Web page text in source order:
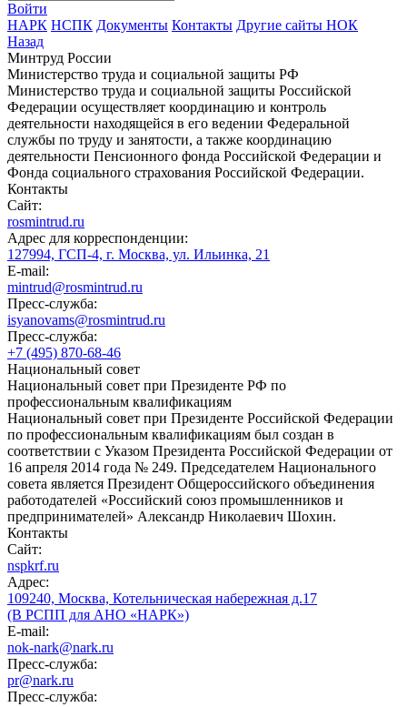
Войти
НАРК НСПК Документы Контакты Другие сайты НОК
Назад
Минтруд России
Министерство труда и социальной защиты РФ
Министерство труда и социальной защиты Российской
Федерации осуществляет координацию и контроль
деятельности находящейся в его ведении Федеральной
службы по труду и занятости, а также координацию
деятельности Пенсионного фонда Российской Федерации и
Фонда социального страхования Российской Федерации.
Контакты
Сайт:
rosmintrud.ru
Адрес для корреспонденции:
127994, ГСП-4, г. Москва, ул. Ильинка, 21
E-mail:
mintrud@rosmintrud.ru
Пресс-служба:
isyanovams@rosmintrud.ru
Пресс-служба:
+7 (495) 870-68-46
Национальный совет
Национальный совет при Президенте РФ по
профессиональным квалификациям
Национальный совет при Президенте Российской Федерации
по профессиональным квалификациям был создан в
соответствии с Указом Президента Российской Федерации от
16 апреля 2014 года № 249. Председателем Национального
совета является Президент Общероссийского объединения
работодателей «Российский союз промышленников и
предпринимателей» Александр Николаевич Шохин.
Контакты
Сайт:
nspkrf.ru
Адрес:
109240, Москва, Котельническая набережная д.17
(В РСПП для АНО «НАРК»)
E-mail:
nok-nark@nark.ru
Пресс-служба:
pr@nark.ru
Пресс-служба: